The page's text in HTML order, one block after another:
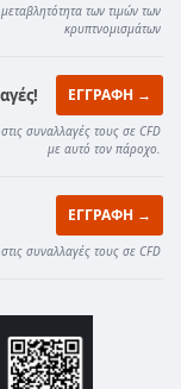
των τιμών των
κρυπτνομισμάτων
ΕΓΓΡΑΦΗ →
συναλλαγές τους σε CFD
με αυτό τον πάροχο.
ΕΓΓΡΑΦΗ →
συναλλαγές τους σε CFD